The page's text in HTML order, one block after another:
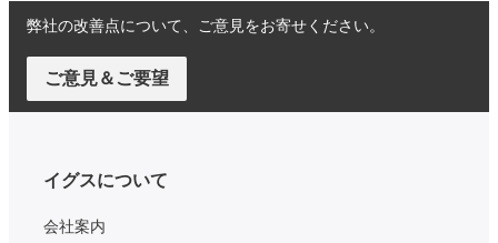
弊社の改善点について、ご意見をお寄せください。
ご意見＆ご要望
イグスについて
会社案内